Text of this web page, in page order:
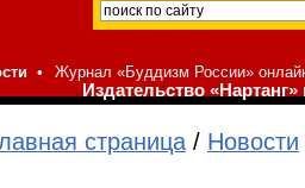
• Журнал «Буддизм России»
Издательство «Нартанг»
страница / Новости